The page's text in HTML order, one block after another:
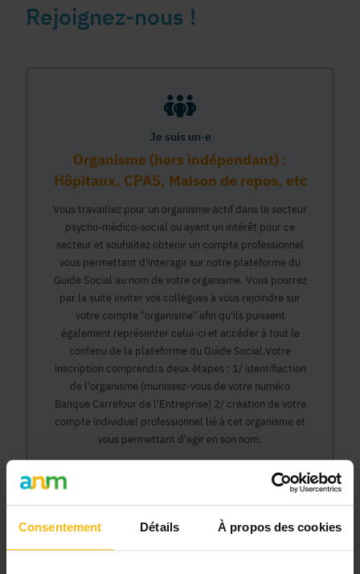
Consentement Détails À propos des cookies
Rejoignez-nous !
Je suis un·e
Organisme (hors indépendant) :
Hôpitaux, CPAS, Maison de repos, etc
Vous travaillez pour un organisme actif dans le secteur
psycho-médico-social ou ayant un intérêt pour ce
secteur et souhaitez obtenir un compte professionnel
vous permettant d'interagir sur notre plateforme du
Guide Social au nom de votre organisme. Vous pourrez
par la suite inviter vos collègues à vous rejoindre sur
votre compte "organisme" afin qu'ils puissent
également représenter celui-ci et accéder à tout le
contenu de la plateforme du Guide Social.Votre
inscription comprendra deux étapes : 1/ identifiaction
de l'organisme (munissez-vous de votre numéro
Banque Carrefour de l'Entreprise) 2/ création de votre
compte individuel professionnel lié à cet organisme et
vous permettant d'agir en son nom.